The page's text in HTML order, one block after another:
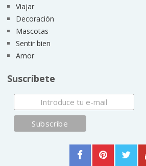
Viajar
Decoración
Mascotas
Sentir bien
Amor
Suscríbete